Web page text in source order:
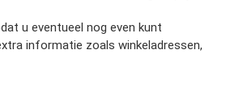
u eventueel nog even kunt
informatie zoals winkeladressen,